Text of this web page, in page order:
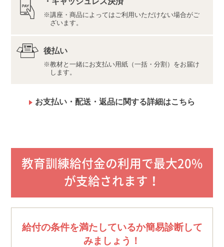
ご確認ください。
【デジタル学習サイト推奨環境・利用規約】
推奨環境（https://www.u-can.jp/digitaltool）
利用規約（https://www.u-can.jp/digitalterms）
推奨環境であっても、確実・完全な動作を保証するも
インターネット接続料金等はお客様のご負担となりま
す。通信量の上限のない、または上限に余裕のある回
講座・商品によってはご利用いただけない場合がご
ざいます。
後払い
教材と一緒にお支払い用紙（一括・分割）をお届け
します。
お支払い・配送・返品に関する詳細はこちら
教育訓練給付金の利用で最大20%
が支給されます！
給付の条件を満たしているか簡易診断して
みましょう！